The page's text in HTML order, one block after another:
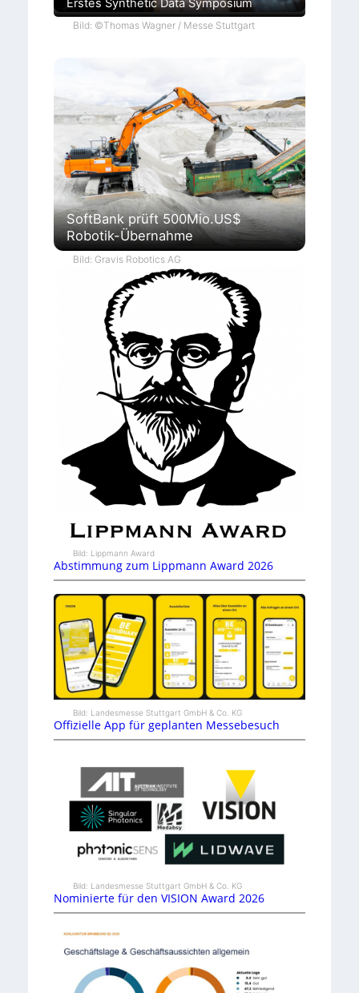
Erstes Synthetic Data Symposium
Bild: ©Thomas Wagner / Messe Stuttgart
SoftBank prüft 500Mio.US$
Robotik-Übernahme
Bild: Gravis Robotics AG
Bild: Lippmann Award
Abstimmung zum Lippmann Award 2026
Bild: Landesmesse Stuttgart GmbH & Co. KG
Offizielle App für geplanten Messebesuch
Bild: Landesmesse Stuttgart GmbH & Co. KG
Nominierte für den VISION Award 2026